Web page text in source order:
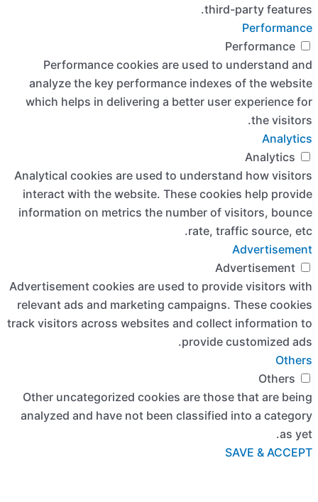
analyze
which
Analytical
interact
information
relevant
track visitors
Other
analyzed